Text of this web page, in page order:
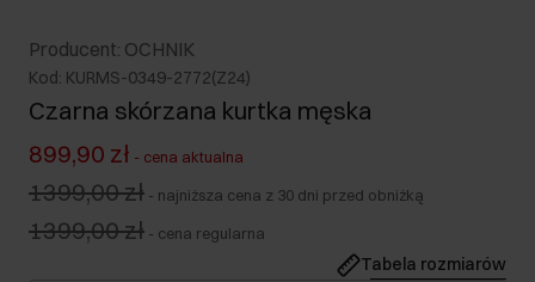
Producent: OCHNIK
Kod: KURMS-0349-2772(Z24)
Czarna skórzana kurtka męska
899,90 zł - cena aktualna
1399,00 zł - najniższa cena z 30 dni przed obniżką
1399,00 zł - cena regularna
Tabela rozmiarów